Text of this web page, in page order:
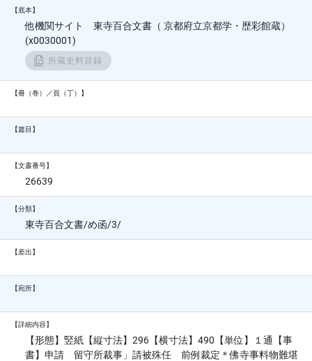
【底本】
他機関サイト 東寺百合文書（ 京都府立京都学・歴彩館蔵）
(x0030001)
所蔵史料目録
【冊（巻）／頁（丁）】
【篇目】
【文書番号】
26639
【分類】
東寺百合文書/め函/3/
【差出】
【宛所】
【詳細内容】
【形態】竪紙【縦寸法】296【横寸法】490【単位】１通【事
書】申請 留守所裁事」請被殊任 前例裁定＊佛寺事料物難堪